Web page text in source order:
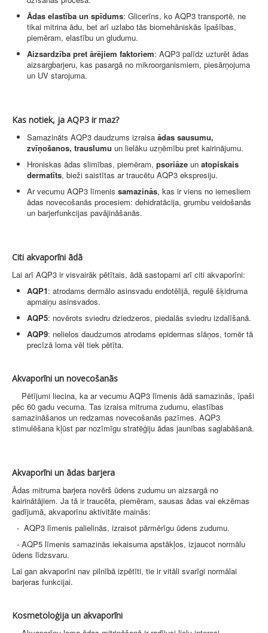
Ādas elastība un spīdums: Glicerīns, ko AQP3 transportē, ne
tikai mitrina ādu, bet arī uzlabo tās biomehāniskās īpašības,
piemēram, elastību un gludumu.
Aizsardzība pret ārējiem faktoriem: AQP3 palīdz uzturēt ādas
aizsargbarjeru, kas pasargā no mikroorganismiem, piesārņojuma
un UV starojuma.
Kas notiek, ja AQP3 ir maz?
Samazināts AQP3 daudzums izraisa ādas sausumu,
zvīņošanos, trauslumu un lielāku uzņēmību pret kairinājumu.
Hroniskas ādas slimības, piemēram, psoriāze un atopiskais
dermatīts, bieži saistītas ar traucētu AQP3 ekspresiju.
Ar vecumu AQP3 līmenis samazinās, kas ir viens no iemesliem
ādas novecošanās procesiem: dehidratācija, grumbu veidošanās
un barjerfunkcijas pavājināšanās.
Citi akvaporīni ādā
Lai arī AQP3 ir visvairāk pētītais, ādā sastopami arī citi akvaporīni:
AQP1: atrodams dermālo asinsvadu endotēlijā, regulē šķidruma
apmaiņu asinsvados.
AQP5: novērots sviedru dziedzeros, piedalās sviedru izdalīšanā.
AQP9: nelielos daudzumos atrodams epidermas slāņos, tomēr tā
precīzā loma vēl tiek pētīta.
Akvaporīni un novecošanās
Pētījumi liecina, ka ar vecumu AQP3 līmenis ādā samazinās, īpaši
pēc 60 gadu vecuma. Tas izraisa mitruma zudumu, elastības
samazināšanos un redzamas novecošanās pazīmes. AQP3
stimulēšana kļūst par nozīmīgu stratēģiju ādas jaunības saglabāšanā.
Akvaporīni un ādas barjera
Ādas mitruma barjera novērš ūdens zudumu un aizsargā no
kairinātājiem. Ja tā ir traucēta, piemēram, sausas ādas vai ekzēmas
gadījumā, akvaporīnu aktivitāte mainās:
- AQP3 līmenis palielinās, izraisot pārmērīgu ūdens zudumu.
- AQP5 līmenis samazinās iekaisuma apstākļos, izjaucot normālu
ūdens līdzsvaru.
Lai gan akvaporīni nav pilnībā izpētīti, tie ir vitāli svarīgi normālai
barjeras funkcijai.
Kosmetoloģija un akvaporīni